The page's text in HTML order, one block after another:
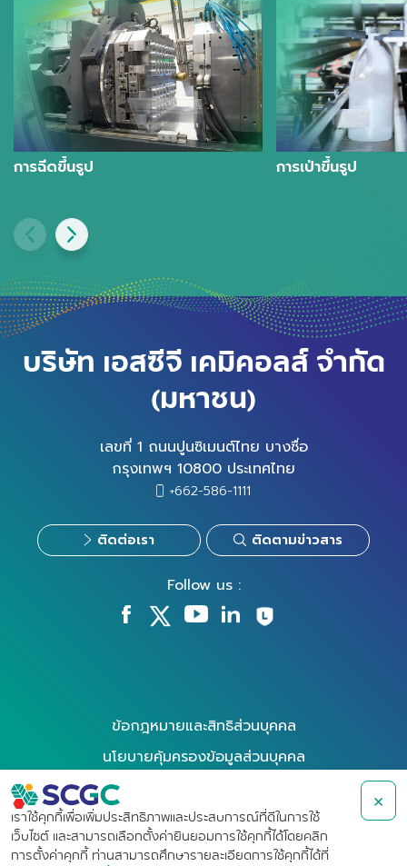
การฉีดขึ้นรูป การเป่าขึ้นรูป
บริษัท เอสซีจี เคมิคอลส์ จำกัด
(มหาชน)
เลขที่ 1 ถนนปูนซิเมนต์ไทย บางซื่อ
กรุงเทพฯ 10800 ประเทศไทย
+662-586-1111
ติดต่อเรา ติดตามข่าวสาร
Follow us :
ข้อกฎหมายและสิทธิส่วนบุคคล
นโยบายคุ้มครองข้อมูลส่วนบุคคล
การใช้สิทธิของเจ้าของข้อมูล
ข้อกำหนดการใช้งาน
เราใช้คุกกี้เพื่อเพิ่มประสิทธิภาพและประสบการณ์ที่ดีในการใช้
เว็บไซต์ และสามารถเลือกตั้งค่ายินยอมการใช้คุกกี้ได้โดยคลิก
การตั้งค่าคุกกี้ ท่านสามารถศึกษารายละเอียดการใช้คุกกี้ได้ที่
×